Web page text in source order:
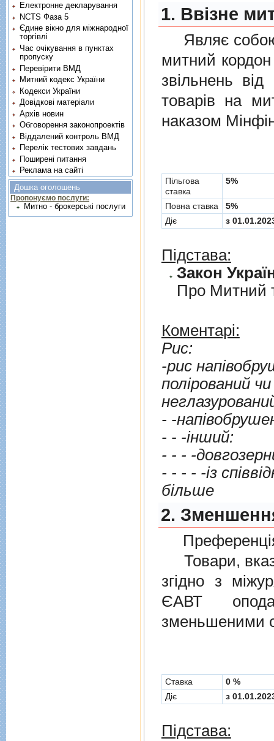
1. Ввізне
Являє собою
митний
звiльнень вiд
товарiв на
наказом
Пільгова
ставка
5%
Повна ставка
5%
Діє
з
Підстава:
Закон
Про Митний
Коментарі:
Рис:
-рис
полiрований чи неполiрований, глазурований
- -
- - -iнший:
- - - -
- - - - -iз
бiльше
2.
Товари,
згiдно з
ЄАВТ
зменьшеними
Cтавка
0 %
Діє
з
Підстава:
Електронне декларування
NCTS Фаза 5
Єдине вікно для міжнародної
торгівлі
Час очікування в пунктах
пропуску
Перевірити ВМД
Митний кодекс України
Кодекси України
Довідкові матеріали
Архів новин
Обговорення законопроектів
Віддалений контроль ВМД
Перелік тестових завдань
Поширені питання
Реклама на сайті
Дошка оголошень
Пропонуємо послуги:
Митно - брокерські послуги